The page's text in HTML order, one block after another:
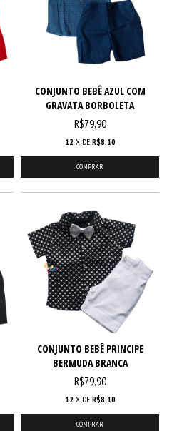
CONJUNTO BEBÊ AZUL COM
GRAVATA BORBOLETA
R$79,90
12 X DE R$8,10
COMPRAR
CONJUNTO BEBÊ PRINCIPE
BERMUDA BRANCA
R$79,90
12 X DE R$8,10
COMPRAR